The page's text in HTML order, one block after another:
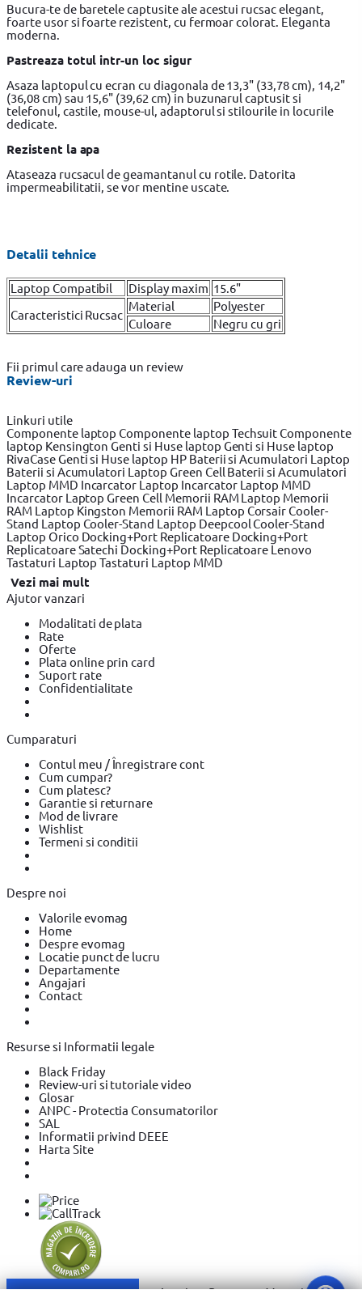
Bucura-te de baretele captusite ale acestui rucsac elegant,
foarte usor si foarte rezistent, cu fermoar colorat. Eleganta
moderna.
Pastreaza totul intr-un loc sigur
Asaza laptopul cu ecran cu diagonala de 13,3" (33,78 cm), 14,2"
(36,08 cm) sau 15,6" (39,62 cm) in buzunarul captusit si
telefonul, castile, mouse-ul, adaptorul si stilourile in locurile
dedicate.
Rezistent la apa
Ataseaza rucsacul de geamantanul cu rotile. Datorita
impermeabilitatii, se vor mentine uscate.
Detalii tehnice
Laptop Compatibil Display maxim 15.6"
Caracteristici Rucsac
Material
Polyester
Culoare
Negru cu gri
Fii primul care adauga un review
Review-uri
Linkuri utile
Componente laptopComponente laptop TechsuitComponente
laptop KensingtonGenti si Huse laptopGenti si Huse laptop
RivaCaseGenti si Huse laptop HP Baterii si Acumulatori Laptop
Baterii si Acumulatori Laptop Green Cell Baterii si Acumulatori
Laptop MMD Incarcator Laptop Incarcator Laptop MMD
Incarcator Laptop Green Cell Memorii RAM Laptop Memorii
RAM Laptop Kingston Memorii RAM Laptop CorsairCooler-
Stand Laptop Cooler-Stand Laptop DeepcoolCooler-Stand
Laptop Orico Docking+Port Replicatoare Docking+Port
Replicatoare SatechiDocking+Port Replicatoare Lenovo
Tastaturi LaptopTastaturi Laptop MMD
Vezi mai mult
Ajutor vanzari
Modalitati de plata
Rate
Oferte
Plata online prin card
Suport rate
Confidentialitate
Cumparaturi
Contul meu / Înregistrare cont
Cum cumpar?
Cum platesc?
Garantie si returnare
Mod de livrare
Wishlist
Termeni si conditii
Despre noi
Valorile evomag
Home
Despre evomag
Locatie punct de lucru
Departamente
Angajari
Contact
Resurse si Informatii legale
Black Friday
Review-uri si tutoriale video
Glosar
ANPC - Protectia Consumatorilor
SAL
Informatii privind DEEE
Harta Site